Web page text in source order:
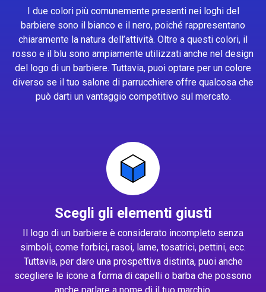
I due colori più comunemente presenti nei loghi del
barbiere sono il bianco e il nero, poiché rappresentano
chiaramente la natura dell’attività. Oltre a questi colori, il
rosso e il blu sono ampiamente utilizzati anche nel design
del logo di un barbiere. Tuttavia, puoi optare per un colore
diverso se il tuo salone di parrucchiere offre qualcosa che
può darti un vantaggio competitivo sul mercato.
Scegli gli elementi giusti
Il logo di un barbiere è considerato incompleto senza
simboli, come forbici, rasoi, lame, tosatrici, pettini, ecc.
Tuttavia, per dare una prospettiva distinta, puoi anche
scegliere le icone a forma di capelli o barba che possono
anche parlare a nome di il tuo marchio.